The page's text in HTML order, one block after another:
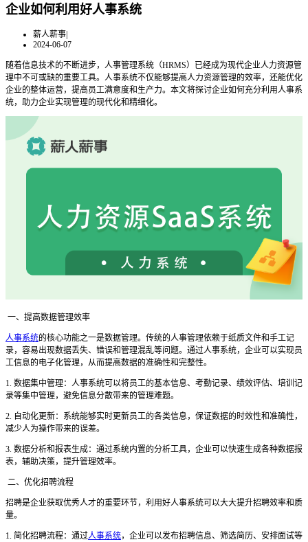
企业如何利用好人事系统
薪人薪事|
2024-06-07
随着信息技术的不断进步，人事管理系统（HRMS）已经成为现代企业人力资源管
理中不可或缺的重要工具。人事系统不仅能够提高人力资源管理的效率，还能优化
企业的整体运营，提高员工满意度和生产力。本文将探讨企业如何充分利用人事系
统，助力企业实现管理的现代化和精细化。
一、提高数据管理效率
人事系统的核心功能之一是数据管理。传统的人事管理依赖于纸质文件和手工记
录，容易出现数据丢失、错误和管理混乱等问题。通过人事系统，企业可以实现员
工信息的电子化管理，从而提高数据的准确性和完整性。
1. 数据集中管理：人事系统可以将员工的基本信息、考勤记录、绩效评估、培训记
录等集中管理，避免信息分散带来的管理难题。
2. 自动化更新：系统能够实时更新员工的各类信息，保证数据的时效性和准确性，
减少人为操作带来的误差。
3. 数据分析和报表生成：通过系统内置的分析工具，企业可以快速生成各种数据报
表，辅助决策，提升管理效率。
二、优化招聘流程
招聘是企业获取优秀人才的重要环节，利用好人事系统可以大大提升招聘效率和质
量。
1. 简化招聘流程：通过人事系统，企业可以发布招聘信息、筛选简历、安排面试等